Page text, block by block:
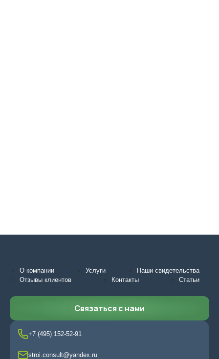
О компании Услуги
Наши свидетельства
Отзывы клиентов
Контакты Статьи
Связаться с нами
+7 (495) 152-52-91
stroi.consult@yandex.ru